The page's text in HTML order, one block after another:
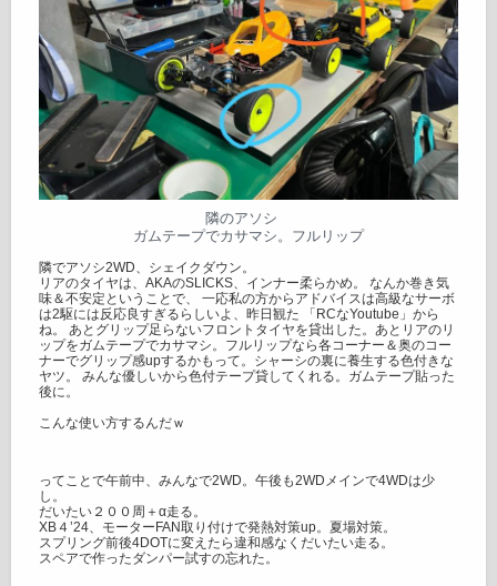
隣のアソシ
ガムテープでカサマシ。フルリップ
隣でアソシ2WD、シェイクダウン。
リアのタイヤは、AKAのSLICKS、インナー柔らかめ。 なんか巻き気
味＆不安定ということで、 一応私の方からアドバイスは高級なサーボ
は2駆には反応良すぎるらしいよ、昨日観た 「RCなYoutube」から
ね。 あとグリップ足らないフロントタイヤを貸出した。あとリアのリ
ップをガムテープでカサマシ。フルリップなら各コーナー＆奥のコー
ナーでグリップ感upするかもって。シャーシの裏に養生する色付きな
ヤツ。 みんな優しいから色付テープ貸してくれる。ガムテープ貼った
後に。
こんな使い方するんだｗ
ってことで午前中、みんなで2WD。午後も2WDメインで4WDは少
し。
だいたい２００周＋α走る。
XB４’24、モーターFAN取り付けで発熱対策up。夏場対策。
スプリング前後4DOTに変えたら違和感なくだいたい走る。
スペアで作ったダンパー試すの忘れた。